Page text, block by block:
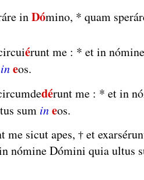
inDómino, * quam
érunt me : * et in
ineos.
dérunt me : * et in
sum ineos.
me sicut apes, † et
nómine Dómini quia ultus